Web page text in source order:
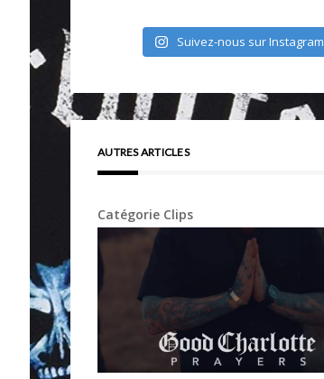
Suivez-nous sur Instagram
AUTRES ARTICLES
Catégorie Clips